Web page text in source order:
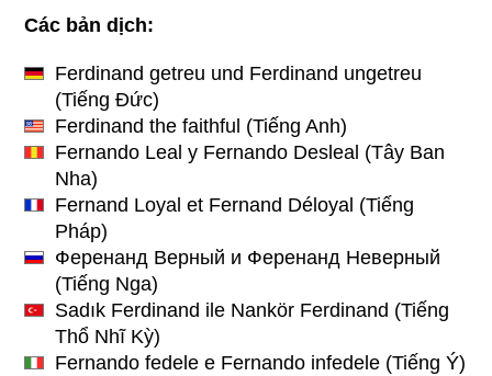
Các bản dịch:
Ferdinand getreu und Ferdinand ungetreu
(Tiếng Đức)
Ferdinand the faithful (Tiếng Anh)
Fernando Leal y Fernando Desleal (Tây Ban
Nha)
Fernand Loyal et Fernand Déloyal (Tiếng
Pháp)
Ференанд Верный и Ференанд Неверный
(Tiếng Nga)
Sadık Ferdinand ile Nankör Ferdinand (Tiếng
Thổ Nhĩ Kỳ)
Fernando fedele e Fernando infedele (Tiếng Ý)